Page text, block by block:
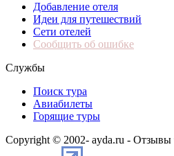
Добавление отеля
Идеи для путешествий
Сети отелей
Сообщить об ошибке
Службы
Поиск тура
Авиабилеты
Горящие туры
Copyright © 2002- ayda.ru - Отзывы